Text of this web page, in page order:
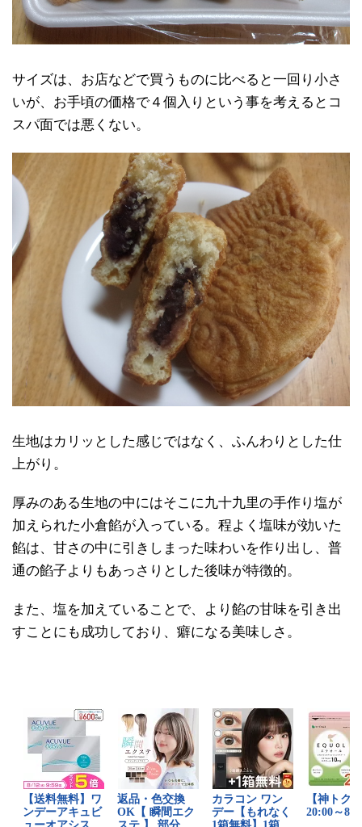
サイズは、お店などで買うものに比べると一回り小さ
いが、お手頃の価格で４個入りという事を考えるとコ
スパ面では悪くない。
生地はカリッとした感じではなく、ふんわりとした仕
上がり。
厚みのある生地の中にはそこに九十九里の手作り塩が
加えられた小倉餡が入っている。程よく塩味が効いた
餡は、甘さの中に引きしまった味わいを作り出し、普
通の餡子よりもあっさりとした後味が特徴的。
また、塩を加えていることで、より餡の甘味を引き出
すことにも成功しており、癖になる美味しさ。